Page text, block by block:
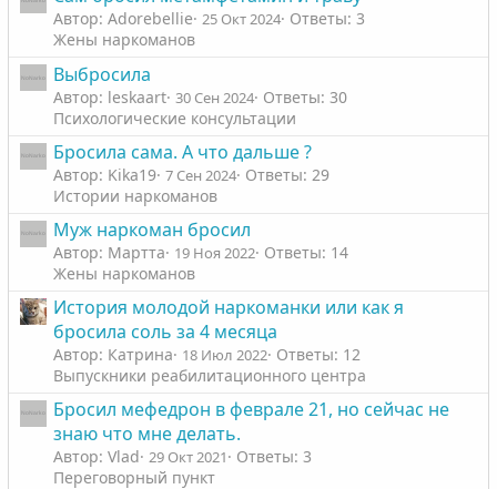
Автор: Adorebellie 25 Окт 2024 Ответы: 3
Жены наркоманов
Выбросила
Автор: leskaart 30 Сен 2024 Ответы: 30
Психологические консультации
Бросила сама. А что дальше ?
Автор: Kika19 7 Сен 2024 Ответы: 29
Истории наркоманов
Муж наркоман бросил
Автор: Мартта 19 Ноя 2022 Ответы: 14
Жены наркоманов
История молодой наркоманки или как я
бросила соль за 4 месяца
Автор: Катрина 18 Июл 2022 Ответы: 12
Выпускники реабилитационного центра
Бросил мефедрон в феврале 21, но сейчас не
знаю что мне делать.
Автор: Vlad 29 Окт 2021
Ответы: 3
Переговорный пункт